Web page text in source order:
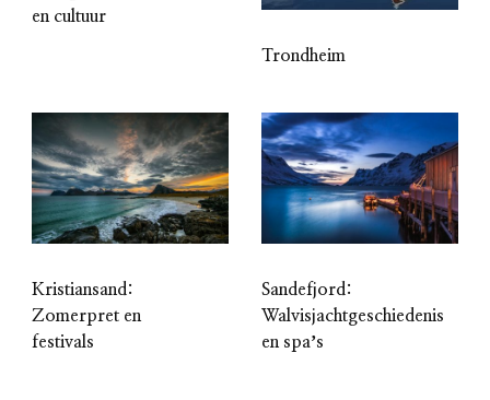
en cultuur
Trondheim
Kristiansand:
Zomerpret en
festivals
Sandefjord:
Walvisjachtgeschiedenis
en spaʼs